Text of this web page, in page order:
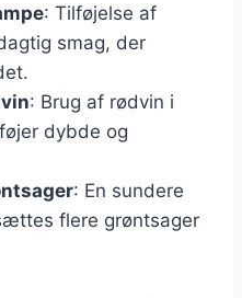
: Tilføjelse af
smag, der
: Brug af rødvin i
dybde og
: En sundere
flere grøntsager